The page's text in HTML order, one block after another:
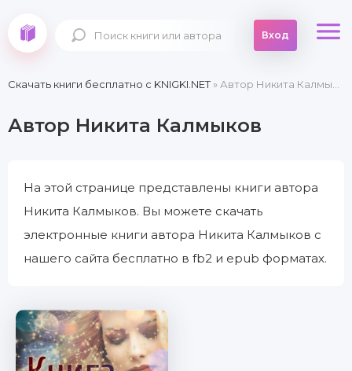
Вход
Скачать книги бесплатно c KNIGKI.NET» Автор Никита Калмыков
Автор Никита Калмыков
На этой странице представлены книги автора
Никита Калмыков. Вы можете скачать
электронные книги автора Никита Калмыков с
нашего сайта бесплатно в fb2 и epub форматах.